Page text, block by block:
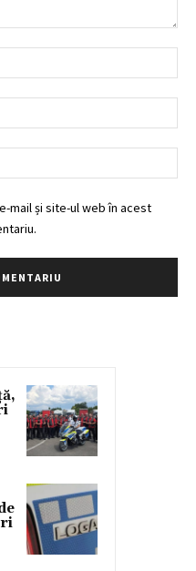
mail și site-ul web în acest